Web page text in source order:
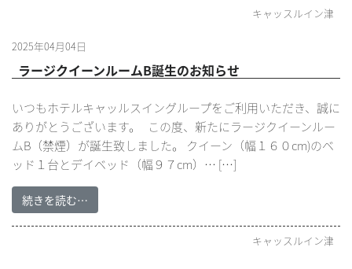
キャッスルイン津
2025年04月04日
ラージクイーンルームB誕生のお知らせ
いつもホテルキャッルスイングループをご利用いただき、誠に
ありがとうございます。 この度、新たにラージクイーンルー
ムB（禁煙）が誕生致しました。 クイーン（幅１６０cm)のベ
ッド１台とデイベッド（幅９７cm）… […]
続きを読む…
キャッスルイン津